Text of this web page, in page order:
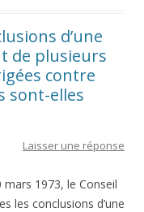
d’une
de plusieurs
contre
sont-elles
Laisser une réponse
mars 1973, le Conseil
les conclusions d’une